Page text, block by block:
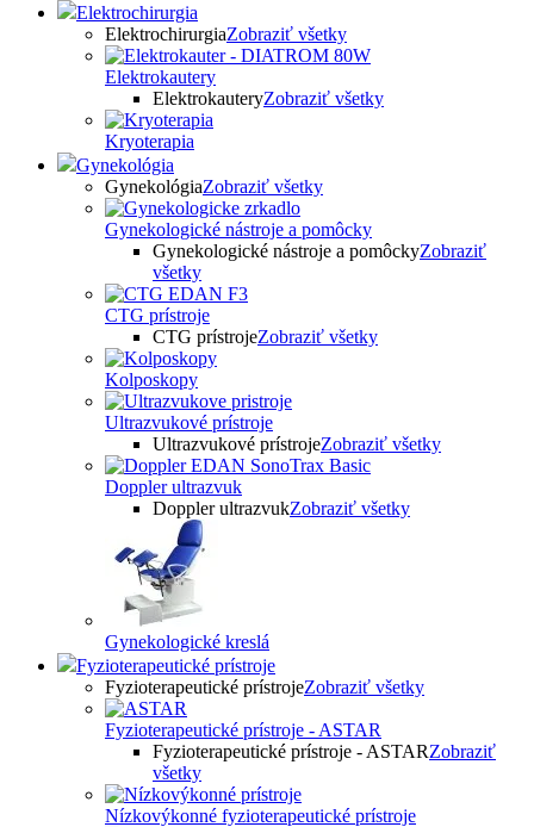
Elektrochirurgia
ElektrochirurgiaZobraziť všetky
Elektrokautery
ElektrokauteryZobraziť všetky
Kryoterapia
Gynekológia
GynekológiaZobraziť všetky
Gynekologické nástroje a pomôcky
Gynekologické nástroje a pomôckyZobraziť
všetky
CTG prístroje
CTG prístrojeZobraziť všetky
Kolposkopy
Ultrazvukové prístroje
Ultrazvukové prístrojeZobraziť všetky
Doppler ultrazvuk
Doppler ultrazvukZobraziť všetky
Gynekologické kreslá
Fyzioterapeutické prístroje
Fyzioterapeutické prístrojeZobraziť všetky
Fyzioterapeutické prístroje - ASTAR
Fyzioterapeutické prístroje - ASTARZobraziť
všetky
Nízkovýkonné fyzioterapeutické prístroje